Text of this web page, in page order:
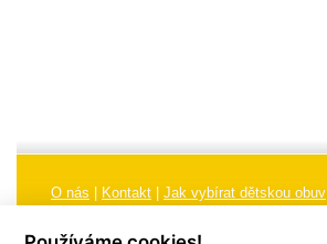
O nás Kontakt Jak vybírat dětskou obuv